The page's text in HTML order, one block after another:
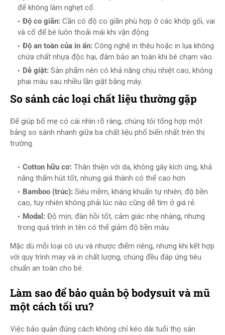
để không làm nghẹt cổ.
Độ co giãn: Cần có độ co giãn phù hợp ở các khớp gối, vai
và cổ để bé luôn thoải mái khi vận động.
Độ an toàn của in ấn: Công nghệ in thêu hoặc in lụa không
chứa chất nhựa độc hại, đảm bảo an toàn khi bé chạm vào.
Dễ giặt: Sản phẩm nên có khả năng chịu nhiệt cao, không
phai màu sau nhiều lần giặt bằng máy.
So sánh các loại chất liệu thường gặp
Để giúp bố mẹ có cái nhìn rõ ràng, chúng tôi tổng hợp một
bảng so sánh nhanh giữa ba chất liệu phổ biến nhất trên thị
trường.
Cotton hữu cơ: Thân thiện với da, không gây kích ứng, khả
năng thấm hút tốt, nhưng giá thành có thể cao hơn.
Bamboo (trúc): Siêu mềm, kháng khuẩn tự nhiên, độ bền
cao, tuy nhiên không phải lúc nào cũng dễ tìm ở giá rẻ.
Modal: Độ mịn, đàn hồi tốt, cảm giác nhẹ nhàng, nhưng
trong quá trình in tên có thể giảm độ bền màu.
Mặc dù mỗi loại có ưu và nhược điểm riêng, nhưng khi kết hợp
với quy trình may và in chất lượng, chúng đều đáp ứng tiêu
chuẩn an toàn cho bé.
Làm sao để bảo quản bộ bodysuit và mũ
một cách tối ưu?
Việc bảo quản đúng cách không chỉ kéo dài tuổi thọ sản